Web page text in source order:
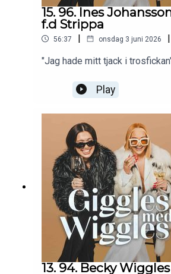
15. 96. Ines
f.d Strippa
56:37 | onsdag 3 juni 2026 |
"Jag hade mitt tjack i
Play
13. 94. Becky